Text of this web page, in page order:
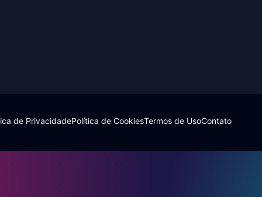
de PrivacidadePolítica de CookiesTermos de UsoContato